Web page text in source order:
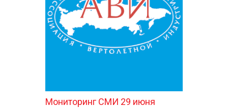
КОНТАКТЫ
Мониторинг СМИ 29 июня